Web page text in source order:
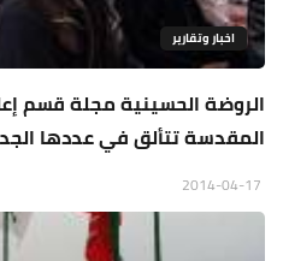
اخبار وتقارير
الروضة الحسينية مجلة قسم
المقدسة تتألق في عددها